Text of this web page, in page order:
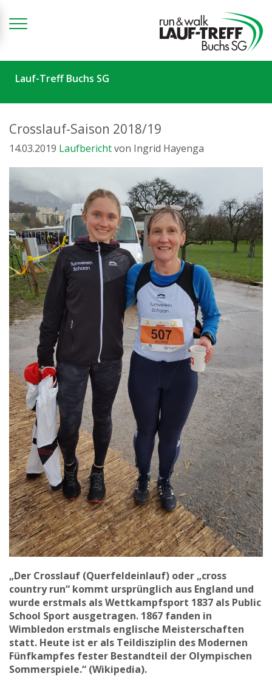
Lauf-Treff Buchs SG
Crosslauf-Saison 2018/19
14.03.2019 Laufberichtvon Ingrid Hayenga
„Der Crosslauf (Querfeldeinlauf) oder „cross
country run“ kommt ursprünglich aus England und
wurde erstmals als Wettkampfsport 1837 als Public
School Sport ausgetragen. 1867 fanden in
Wimbledon erstmals englische Meisterschaften
statt. Heute ist er als Teildisziplin des Modernen
Fünfkampfes fester Bestandteil der Olympischen
Sommerspiele.“ (Wikipedia).